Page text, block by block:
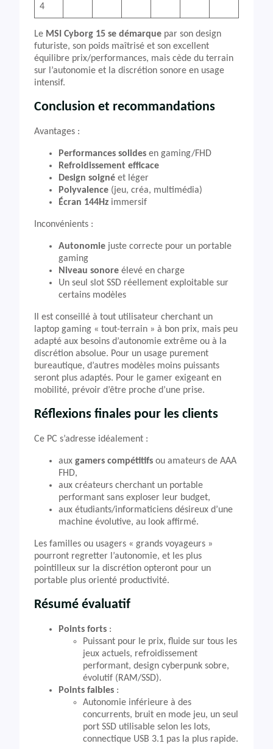
4
Le MSI Cyborg 15 se démarque par son design
futuriste, son poids maîtrisé et son excellent
équilibre prix/performances, mais cède du terrain
sur l’autonomie et la discrétion sonore en usage
intensif.
Conclusion et recommandations
Avantages :
Performances solides en gaming/FHD
Refroidissement efficace
Design soigné et léger
Polyvalence (jeu, créa, multimédia)
Écran 144Hz immersif
Inconvénients :
Autonomie juste correcte pour un portable
gaming
Niveau sonore élevé en charge
Un seul slot SSD réellement exploitable sur
certains modèles
Il est conseillé à tout utilisateur cherchant un
laptop gaming « tout-terrain » à bon prix, mais peu
adapté aux besoins d’autonomie extrême ou à la
discrétion absolue. Pour un usage purement
bureautique, d’autres modèles moins puissants
seront plus adaptés. Pour le gamer exigeant en
mobilité, prévoir d’être proche d’une prise.
Réflexions finales pour les clients
Ce PC s’adresse idéalement :
aux gamers compétitifs ou amateurs de AAA
FHD,
aux créateurs cherchant un portable
performant sans exploser leur budget,
aux étudiants/informaticiens désireux d’une
machine évolutive, au look affirmé.
Les familles ou usagers « grands voyageurs »
pourront regretter l’autonomie, et les plus
pointilleux sur la discrétion opteront pour un
portable plus orienté productivité.
Résumé évaluatif
Points forts :
Puissant pour le prix, fluide sur tous les
jeux actuels, refroidissement
performant, design cyberpunk sobre,
évolutif (RAM/SSD).
Points faibles :
Autonomie inférieure à des
concurrents, bruit en mode jeu, un seul
port SSD utilisable selon les lots,
connectique USB 3.1 pas la plus rapide.